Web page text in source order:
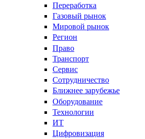
Переработка
Газовый рынок
Мировой рынок
Регион
Право
Транспорт
Сервис
Сотрудничество
Ближнее зарубежье
Оборудование
Технологии
ИТ
Цифровизация